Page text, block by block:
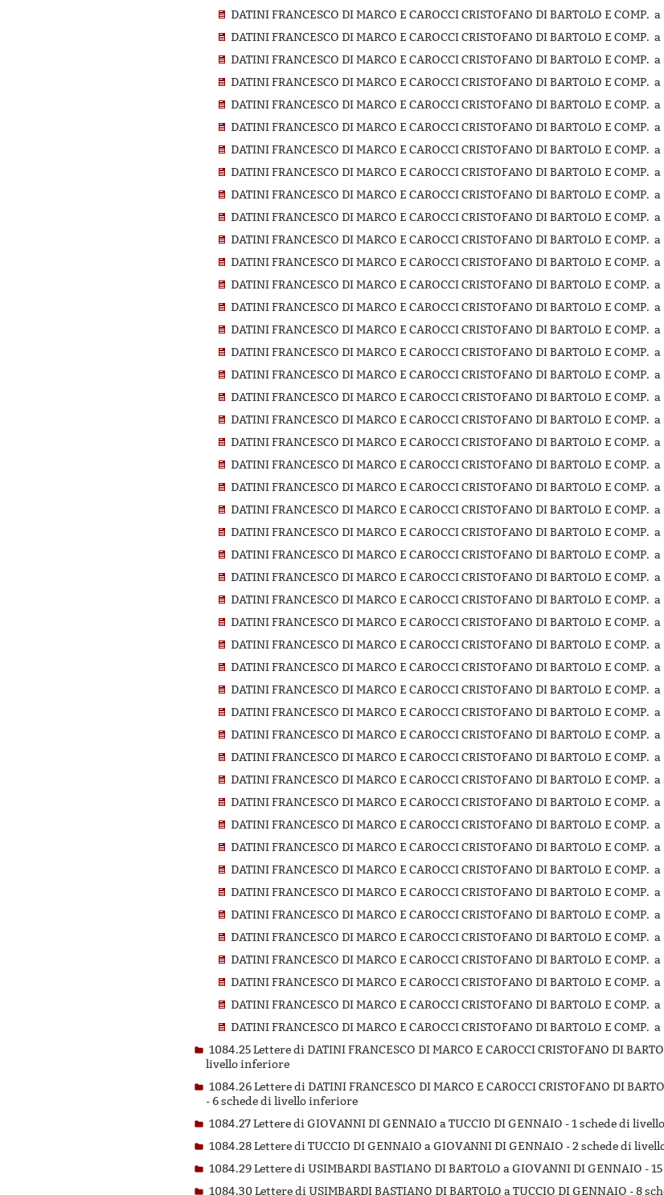
DATINI FRANCESCO DI MARCO E CAROCCI CRISTOFANO DI BARTOLO E
DATINI FRANCESCO DI MARCO E CAROCCI CRISTOFANO DI BARTOLO E
DATINI FRANCESCO DI MARCO E CAROCCI CRISTOFANO DI BARTOLO E
DATINI FRANCESCO DI MARCO E CAROCCI CRISTOFANO DI BARTOLO E
DATINI FRANCESCO DI MARCO E CAROCCI CRISTOFANO DI BARTOLO E
DATINI FRANCESCO DI MARCO E CAROCCI CRISTOFANO DI BARTOLO E
DATINI FRANCESCO DI MARCO E CAROCCI CRISTOFANO DI BARTOLO E
DATINI FRANCESCO DI MARCO E CAROCCI CRISTOFANO DI BARTOLO E
DATINI FRANCESCO DI MARCO E CAROCCI CRISTOFANO DI BARTOLO E
DATINI FRANCESCO DI MARCO E CAROCCI CRISTOFANO DI BARTOLO E
DATINI FRANCESCO DI MARCO E CAROCCI CRISTOFANO DI BARTOLO E
DATINI FRANCESCO DI MARCO E CAROCCI CRISTOFANO DI BARTOLO E
DATINI FRANCESCO DI MARCO E CAROCCI CRISTOFANO DI BARTOLO E
DATINI FRANCESCO DI MARCO E CAROCCI CRISTOFANO DI BARTOLO E
DATINI FRANCESCO DI MARCO E CAROCCI CRISTOFANO DI BARTOLO E
DATINI FRANCESCO DI MARCO E CAROCCI CRISTOFANO DI BARTOLO E
DATINI FRANCESCO DI MARCO E CAROCCI CRISTOFANO DI BARTOLO E
DATINI FRANCESCO DI MARCO E CAROCCI CRISTOFANO DI BARTOLO E
DATINI FRANCESCO DI MARCO E CAROCCI CRISTOFANO DI BARTOLO E
DATINI FRANCESCO DI MARCO E CAROCCI CRISTOFANO DI BARTOLO E
DATINI FRANCESCO DI MARCO E CAROCCI CRISTOFANO DI BARTOLO E
DATINI FRANCESCO DI MARCO E CAROCCI CRISTOFANO DI BARTOLO E
DATINI FRANCESCO DI MARCO E CAROCCI CRISTOFANO DI BARTOLO E
DATINI FRANCESCO DI MARCO E CAROCCI CRISTOFANO DI BARTOLO E
DATINI FRANCESCO DI MARCO E CAROCCI CRISTOFANO DI BARTOLO E
DATINI FRANCESCO DI MARCO E CAROCCI CRISTOFANO DI BARTOLO E
DATINI FRANCESCO DI MARCO E CAROCCI CRISTOFANO DI BARTOLO E
DATINI FRANCESCO DI MARCO E CAROCCI CRISTOFANO DI BARTOLO E
DATINI FRANCESCO DI MARCO E CAROCCI CRISTOFANO DI BARTOLO E
DATINI FRANCESCO DI MARCO E CAROCCI CRISTOFANO DI BARTOLO E
DATINI FRANCESCO DI MARCO E CAROCCI CRISTOFANO DI BARTOLO E
DATINI FRANCESCO DI MARCO E CAROCCI CRISTOFANO DI BARTOLO E
DATINI FRANCESCO DI MARCO E CAROCCI CRISTOFANO DI BARTOLO E
DATINI FRANCESCO DI MARCO E CAROCCI CRISTOFANO DI BARTOLO E
DATINI FRANCESCO DI MARCO E CAROCCI CRISTOFANO DI BARTOLO E
DATINI FRANCESCO DI MARCO E CAROCCI CRISTOFANO DI BARTOLO E
DATINI FRANCESCO DI MARCO E CAROCCI CRISTOFANO DI BARTOLO E
DATINI FRANCESCO DI MARCO E CAROCCI CRISTOFANO DI BARTOLO E
DATINI FRANCESCO DI MARCO E CAROCCI CRISTOFANO DI BARTOLO E
DATINI FRANCESCO DI MARCO E CAROCCI CRISTOFANO DI BARTOLO E
DATINI FRANCESCO DI MARCO E CAROCCI CRISTOFANO DI BARTOLO E
DATINI FRANCESCO DI MARCO E CAROCCI CRISTOFANO DI BARTOLO E
DATINI FRANCESCO DI MARCO E CAROCCI CRISTOFANO DI BARTOLO E
DATINI FRANCESCO DI MARCO E CAROCCI CRISTOFANO DI BARTOLO E
DATINI FRANCESCO DI MARCO E CAROCCI CRISTOFANO DI BARTOLO E
DATINI FRANCESCO DI MARCO E CAROCCI CRISTOFANO DI BARTOLO E
1084.25 Lettere di DATINI FRANCESCO DI MARCO E CAROCCI CRISTOFANO DI
livello inferiore
1084.26 Lettere di DATINI FRANCESCO DI MARCO E CAROCCI CRISTOFANO DI
-6 schede di livello inferiore
1084.27 Lettere di GIOVANNI DI GENNAIO a TUCCIO DI GENNAIO -1 schede di
1084.28 Lettere di TUCCIO DI GENNAIO a GIOVANNI DI GENNAIO -2 schede di
1084.29 Lettere di USIMBARDI BASTIANO DI BARTOLO a GIOVANNI DI GENNAIO -
1084.30 Lettere di USIMBARDI BASTIANO DI BARTOLO a TUCCIO DI GENNAIO -8